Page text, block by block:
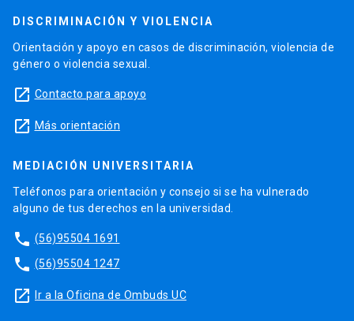
DISCRIMINACIÓN Y VIOLENCIA
Orientación y apoyo en casos de discriminación, violencia de
género o violencia sexual.
launch Contacto para apoyo
launch Más orientación
MEDIACIÓN UNIVERSITARIA
Teléfonos para orientación y consejo si se ha vulnerado
alguno de tus derechos en la universidad.
phone (56)95504 1691
phone (56)95504 1247
launch Ir a la Oficina de Ombuds UC